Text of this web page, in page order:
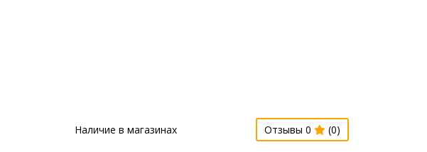
Наличие в магазинах Отзывы 0 (0)